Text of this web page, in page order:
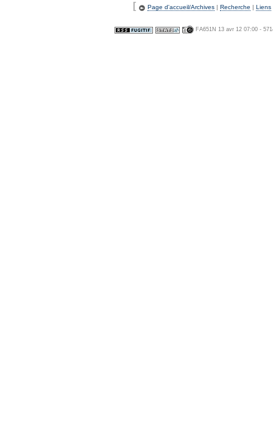
[ Page d'accueil/Archives | Recherche | Liens
FA651N 13 avr 12 07:00 -